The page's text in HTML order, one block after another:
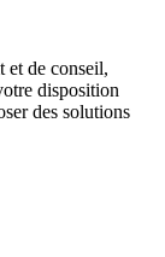
et de conseil,
disposition
des solutions